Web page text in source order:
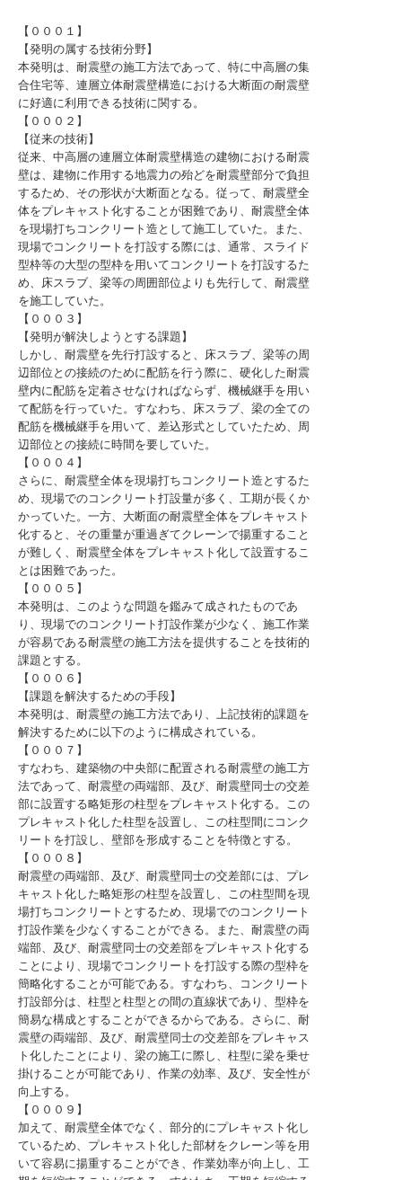
【０００１】
【発明の属する技術分野】
本発明は、耐震壁の施工方法であって、特に中高層の集
合住宅等、連層立体耐震壁構造における大断面の耐震壁
に好適に利用できる技術に関する。
【０００２】
【従来の技術】
従来、中高層の連層立体耐震壁構造の建物における耐震
壁は、建物に作用する地震力の殆どを耐震壁部分で負担
するため、その形状が大断面となる。従って、耐震壁全
体をプレキャスト化することが困難であり、耐震壁全体
を現場打ちコンクリート造として施工していた。また、
現場でコンクリートを打設する際には、通常、スライド
型枠等の大型の型枠を用いてコンクリートを打設するた
め、床スラブ、梁等の周囲部位よりも先行して、耐震壁
を施工していた。
【０００３】
【発明が解決しようとする課題】
しかし、耐震壁を先行打設すると、床スラブ、梁等の周
辺部位との接続のために配筋を行う際に、硬化した耐震
壁内に配筋を定着させなければならず、機械継手を用い
て配筋を行っていた。すなわち、床スラブ、梁の全ての
配筋を機械継手を用いて、差込形式としていたため、周
辺部位との接続に時間を要していた。
【０００４】
さらに、耐震壁全体を現場打ちコンクリート造とするた
め、現場でのコンクリート打設量が多く、工期が長くか
かっていた。一方、大断面の耐震壁全体をプレキャスト
化すると、その重量が重過ぎてクレーンで揚重すること
が難しく、耐震壁全体をプレキャスト化して設置するこ
とは困難であった。
【０００５】
本発明は、このような問題を鑑みて成されたものであ
り、現場でのコンクリート打設作業が少なく、施工作業
が容易である耐震壁の施工方法を提供することを技術的
課題とする。
【０００６】
【課題を解決するための手段】
本発明は、耐震壁の施工方法であり、上記技術的課題を
解決するために以下のように構成されている。
【０００７】
すなわち、建築物の中央部に配置される耐震壁の施工方
法であって、耐震壁の両端部、及び、耐震壁同士の交差
部に設置する略矩形の柱型をプレキャスト化する。この
プレキャスト化した柱型を設置し、この柱型間にコンク
リートを打設し、壁部を形成することを特徴とする。
【０００８】
耐震壁の両端部、及び、耐震壁同士の交差部には、プレ
キャスト化した略矩形の柱型を設置し、この柱型間を現
場打ちコンクリートとするため、現場でのコンクリート
打設作業を少なくすることができる。また、耐震壁の両
端部、及び、耐震壁同士の交差部をプレキャスト化する
ことにより、現場でコンクリートを打設する際の型枠を
簡略化することが可能である。すなわち、コンクリート
打設部分は、柱型と柱型との間の直線状であり、型枠を
簡易な構成とすることができるからである。さらに、耐
震壁の両端部、及び、耐震壁同士の交差部をプレキャス
ト化したことにより、梁の施工に際し、柱型に梁を乗せ
掛けることが可能であり、作業の効率、及び、安全性が
向上する。
【０００９】
加えて、耐震壁全体でなく、部分的にプレキャスト化し
ているため、プレキャスト化した部材をクレーン等を用
いて容易に揚重することができ、作業効率が向上し、工